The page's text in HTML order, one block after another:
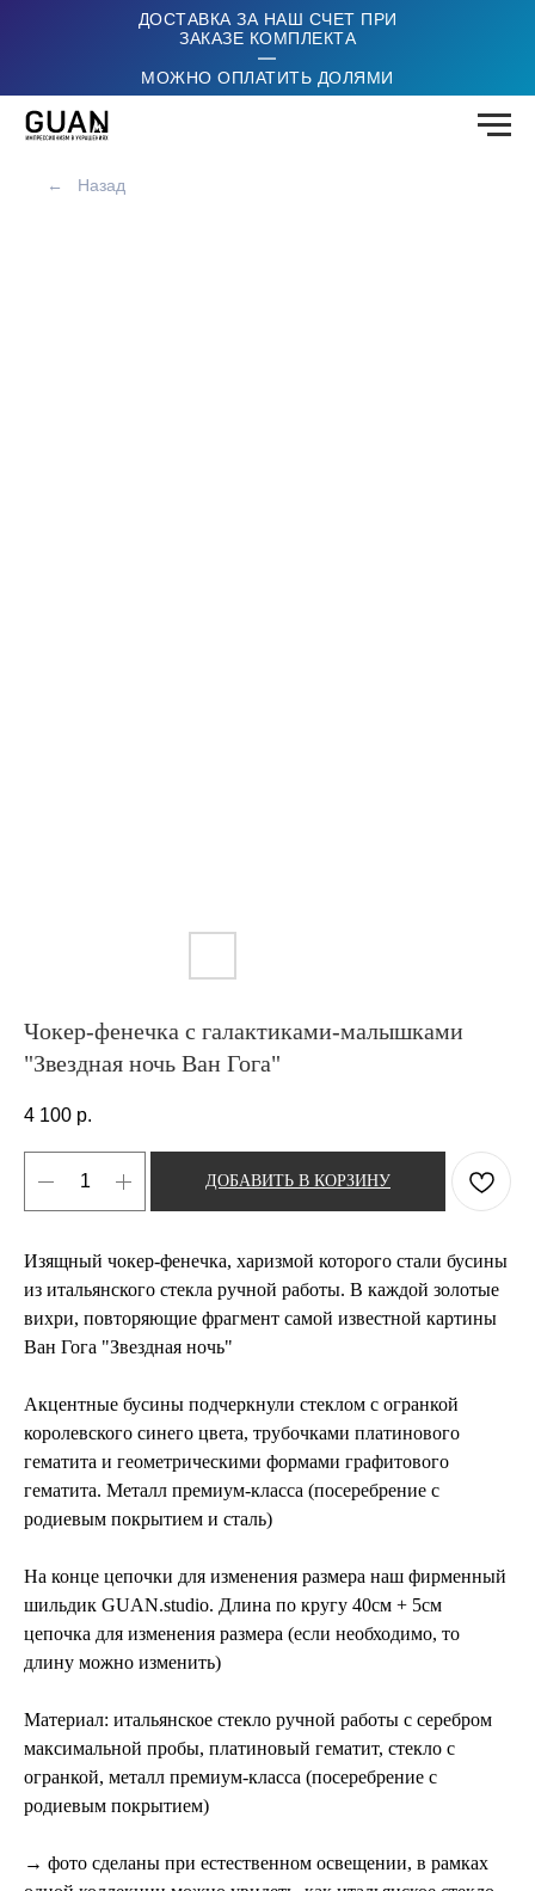
ДОСТАВКА ЗА НАШ СЧЕТ ПРИ
ЗАКАЗЕ КОМПЛЕКТА
|
МОЖНО ОПЛАТИТЬ ДОЛЯМИ
← Назад
Чокер-фенечка с галактиками-малышками
"Звездная ночь Ван Гога"
4 100 р.
ДОБАВИТЬ В КОРЗИНУ
Изящный чокер-фенечка, харизмой которого стали бусины
из итальянского стекла ручной работы. В каждой золотые
вихри, повторяющие фрагмент самой известной картины
Ван Гога "Звездная ночь"
Акцентные бусины подчеркнули стеклом с огранкой
королевского синего цвета, трубочками платинового
гематита и геометрическими формами графитового
гематита. Металл премиум-класса (посеребрение с
родиевым покрытием и сталь)
На конце цепочки для изменения размера наш фирменный
шильдик GUAN.studio. Длина по кругу 40см + 5см
цепочка для изменения размера (если необходимо, то
длину можно изменить)
Материал: ​итальянское стекло ручной работы с серебром
максимальной пробы, платиновый гематит, стекло с
огранкой, металл премиум-класса (посеребрение с
родиевым покрытием)
→ фото сделаны при естественном освещении, в рамках